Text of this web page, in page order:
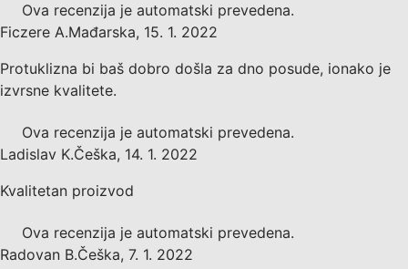
Ova recenzija je automatski prevedena.
Ficzere A.Mađarska, 15. 1. 2022
Protuklizna bi baš dobro došla za dno posude, ionako je
izvrsne kvalitete.
Ova recenzija je automatski prevedena.
Ladislav K.Češka, 14. 1. 2022
Kvalitetan proizvod
Ova recenzija je automatski prevedena.
Radovan B.Češka, 7. 1. 2022